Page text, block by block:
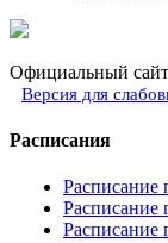
Официальный сайт
Версия для
Расписания